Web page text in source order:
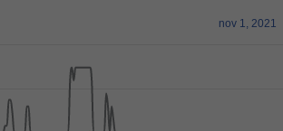
nov 1, 2021